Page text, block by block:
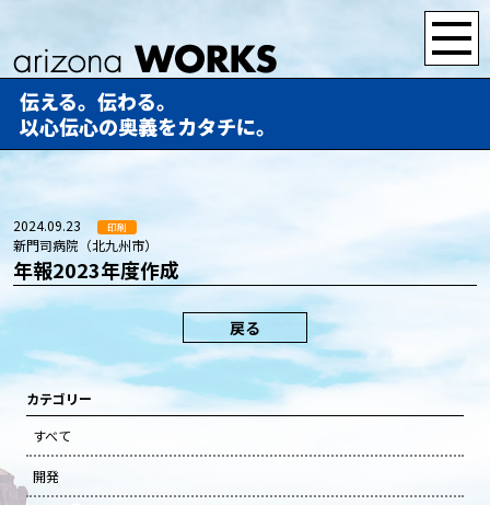
伝える。伝わる。
以心伝心の奥義をカタチに。
2024.09.23 印刷
新門司病院（北九州市）
年報2023年度作成
戻る
カテゴリー
すべて
開発